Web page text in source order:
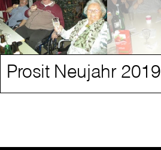
Prosit Neujahr 2019